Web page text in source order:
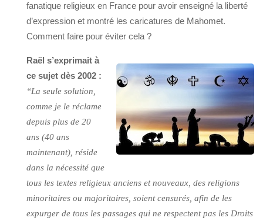
fanatique religieux en France pour avoir enseigné la liberté
d’expression et montré les caricatures de Mahomet.
Comment faire pour éviter cela ?
Raël s’exprimait à
ce sujet dès 2002 :
“La seule solution,
comme je le réclame
depuis plus de 20
ans (40 ans
maintenant), réside
dans la nécessité que
tous les textes religieux anciens et nouveaux, des religions
minoritaires ou majoritaires, soient censurés, afin de les
expurger de tous les passages qui ne respectent pas les Droits